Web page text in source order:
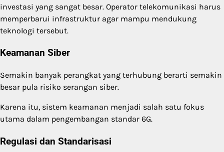
investasi yang sangat besar. Operator telekomunikasi harus
memperbarui infrastruktur agar mampu mendukung
teknologi tersebut.
Keamanan Siber
Semakin banyak perangkat yang terhubung berarti semakin
besar pula risiko serangan siber.
Karena itu, sistem keamanan menjadi salah satu fokus
utama dalam pengembangan standar 6G.
Regulasi dan Standarisasi